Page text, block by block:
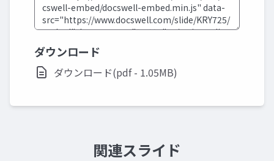
ダウンロード
ダウンロード(pdf - 1.05MB)
関連スライド